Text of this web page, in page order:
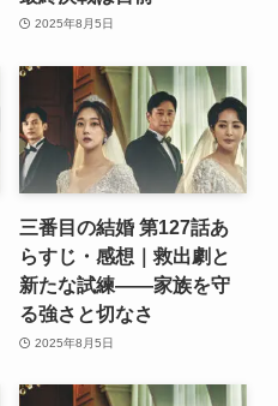
2025年8月5日
三番目の結婚 第127話あ
らすじ・感想｜救出劇と
新たな試練――家族を守
る強さと切なさ
2025年8月5日